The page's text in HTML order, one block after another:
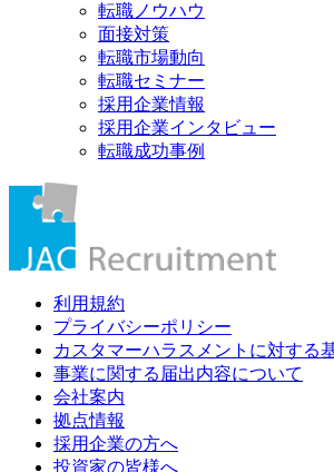
転職ノウハウ
面接対策
転職市場動向
転職セミナー
採用企業情報
採用企業インタビュー
転職成功事例
利用規約
プライバシーポリシー
カスタマーハラスメントに対する
事業に関する届出内容について
会社案内
拠点情報
採用企業の方へ
投資家の皆様へ